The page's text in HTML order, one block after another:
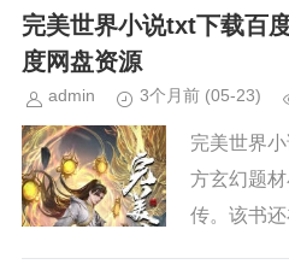
续关注本
完美世界小说txt下载百
度网盘资源
admin 3个月前 (05-23)
完美世界
方玄幻题
传。该书